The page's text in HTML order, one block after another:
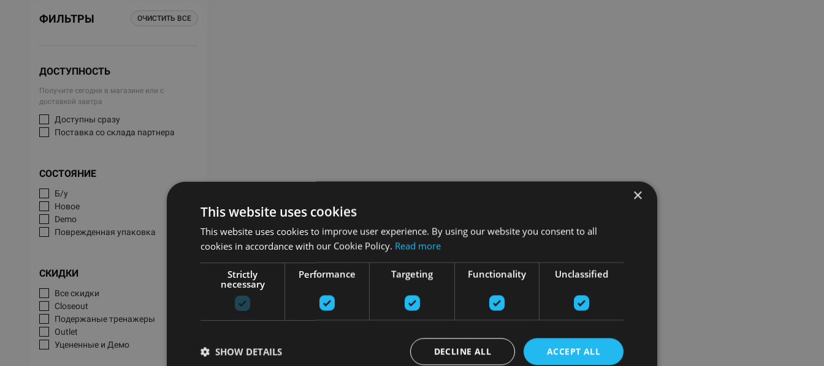
ФИЛЬТРЫ ОЧИСТИТЬ ВСЕ
ДОСТУПНОСТЬ
Получите сегодня в магазине или с
доставкой завтра
Доступны сразу
Поставка со склада партнера
СОСТОЯНИЕ
Б/у
Новое
Demo
Поврежденная упаковка
СКИДКИ
Все скидки
Closeout
Подержаные тренажеры
Outlet
Уцененные и Демо
×
This website uses cookies
This website uses cookies to improve user experience. By using our website you consent to all
cookies in accordance with our Cookie Policy. Read more
Strictly
necessary
Performance Targeting Functionality Unclassified
ACCEPT ALL
DECLINE ALL
SHOW DETAILS